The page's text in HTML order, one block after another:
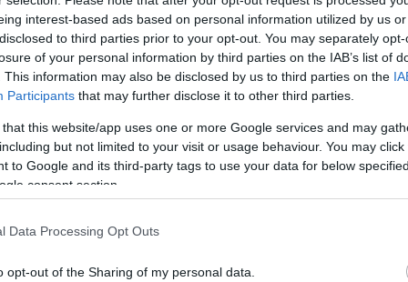
interest-based ads based on personal information utilized by us
to third parties prior to your opt-out. You may separately
of your personal information by third parties on the IAB’s list of
This information may also be disclosed by us to third parties on the
Participants that may further disclose it to other third parties.
that this website/app uses one or more Google services and may
but not limited to your visit or usage behaviour. You may
to Google and its third-party tags to use your data for below
consent section.
Data Processing Opt Outs
opt-out of the Sharing of my personal data.
τις πρώτες πληροφορίες, αυτοκίνητο
μεγάλη ταχύτητα στο ρεύμα από Πειραιά
παραβίασε κόκκινο σηματοδότη και
στη συνέχεια σε πεζή γυναίκα, περίπου 30
εκείνη την ώρα στο σημείο.